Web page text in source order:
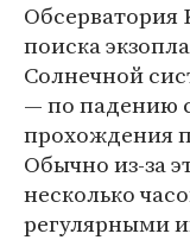
Обсерватория
поиска
Солнечной
— по падению
прохождения
Обычно из-за
несколько
регулярными